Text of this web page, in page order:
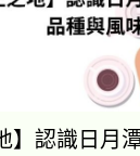
】認識日月